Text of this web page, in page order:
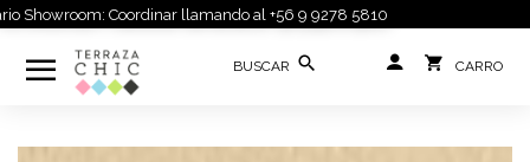
Coordinar llamando al +56 9 9278 5810